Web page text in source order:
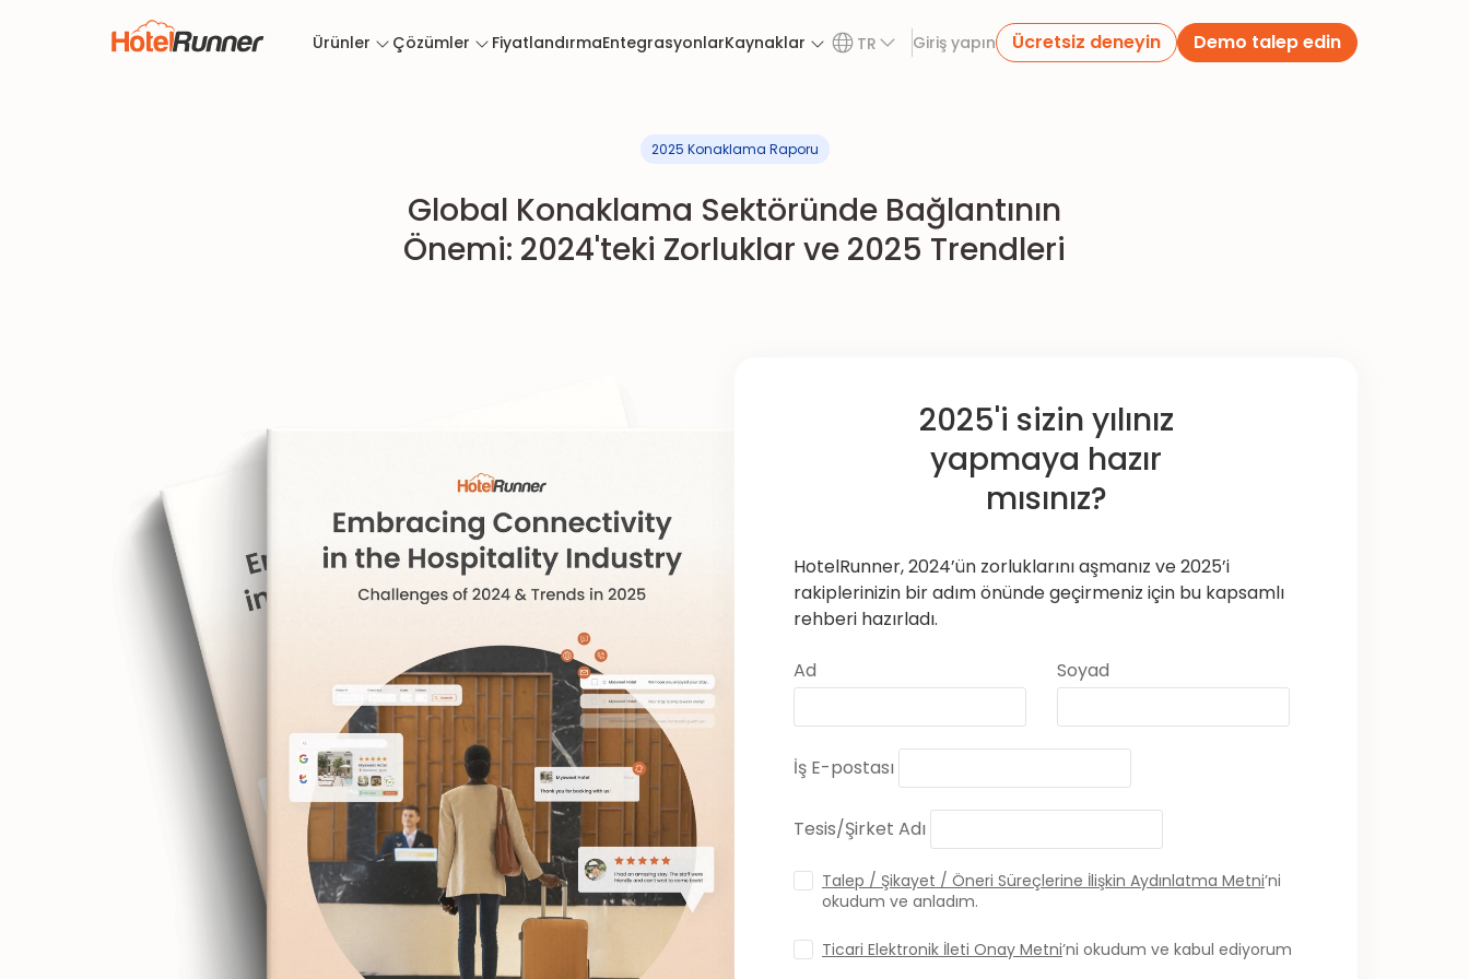
Ürünler Çözümler FiyatlandırmaEntegrasyonlarKaynaklar TR Giriş yapın Ücretsiz deneyin Demo talep edin
2025 Konaklama Raporu
Global Konaklama Sektöründe Bağlantının
Önemi: 2024'teki Zorluklar ve 2025 Trendleri
2025'i sizin yılınız
yapmaya hazır
mısınız?
HotelRunner, 2024’ün zorluklarını aşmanız ve 2025’i
rakiplerinizin bir adım önünde geçirmeniz için bu kapsamlı
rehberi hazırladı.
Ad Soyad
İş E-postası
Tesis/Şirket Adı
Talep / Şikayet / Öneri Süreçlerine İlişkin Aydınlatma Metni’ni
okudum ve anladım.
Ticari Elektronik İleti Onay Metni’ni okudum ve kabul ediyorum